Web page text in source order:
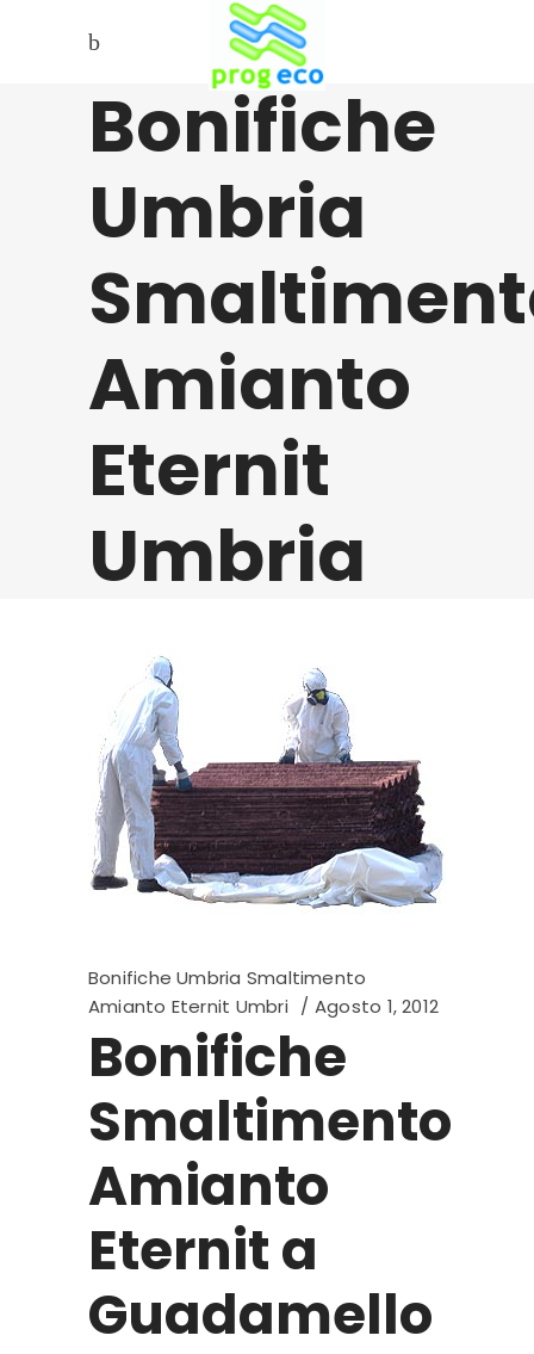
Bonifiche
Umbria
Amianto
Eternit
Umbria
Bonifiche Umbria Smaltimento
Amianto Eternit Umbri
Agosto 1, 2012
Bonifiche
Smaltimento
Amianto
Eternit a
Guadamello